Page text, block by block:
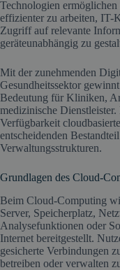
Technologien
effizienter zu arbeiten, IT-
Zugriff auf relevante
geräteunabhängig zu
Mit der zunehmenden
Gesundheitssektor
Bedeutung für Kliniken,
medizinische
Verfügbarkeit
entscheidenden
Verwaltungsstrukturen.
Grundlagen des Cloud-
Beim Cloud-Computing
Server, Speicherplatz,
Analysefunktionen oder
Internet bereitgestellt.
gesicherte Verbindungen
betreiben oder verwalten